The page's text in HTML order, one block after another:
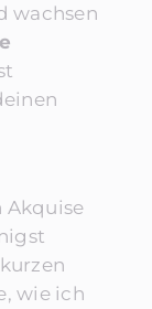
wachsen
Akquise
wie ich